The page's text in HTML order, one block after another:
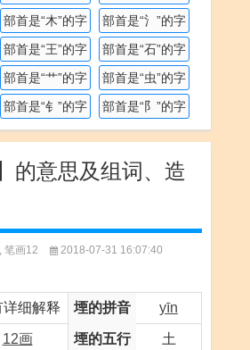
部首是“木”的字
部首是“氵”的字
部首是“王”的字
部首是“石”的字
部首是“艹”的字
部首是“虫”的字
部首是“钅”的字 部首是“阝”的字
的意思及组词、造
, 笔画12
2018-07-31 16:07:40
详细解释 堙的拼音 yīn
12画 堙的五行 土